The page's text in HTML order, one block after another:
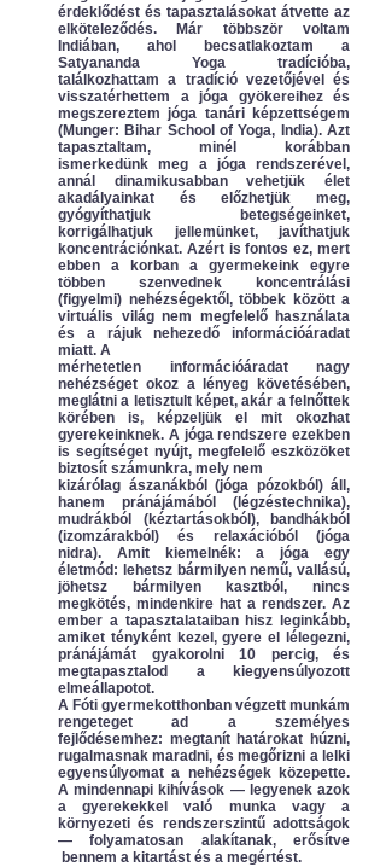
érdeklődést és tapasztalásokat átvette az
elköteleződés. Már többször voltam
Indiában, ahol becsatlakoztam a
Satyananda Yoga tradícióba,
találkozhattam a tradíció vezetőjével és
visszatérhettem a jóga gyökereihez és
megszereztem jóga tanári képzettségem
(Munger: Bihar School of Yoga, India). Azt
tapasztaltam, minél korábban
ismerkedünk meg a jóga rendszerével,
annál dinamikusabban vehetjük élet
akadályainkat és előzhetjük meg,
gyógyíthatjuk betegségeinket,
korrigálhatjuk jellemünket, javíthatjuk
koncentrációnkat. Azért is fontos ez, mert
ebben a korban a gyermekeink egyre
többen szenvednek koncentrálási
(figyelmi) nehézségektől, többek között a
virtuális világ nem megfelelő használata
és a rájuk nehezedő információáradat
miatt. A
mérhetetlen információáradat nagy
nehézséget okoz a lényeg követésében,
meglátni a letisztult képet, akár a felnőttek
körében is, képzeljük el mit okozhat
gyerekeinknek. A jóga rendszere ezekben
is segítséget nyújt, megfelelő eszközöket
biztosít számunkra, mely nem
kizárólag ászanákból (jóga pózokból) áll,
hanem pránájámából (légzéstechnika),
mudrákból (kéztartásokból), bandhákból
(izomzárakból) és relaxációból (jóga
nidra). Amit kiemelnék: a jóga egy
életmód: lehetsz bármilyen nemű, vallású,
jöhetsz bármilyen kasztból, nincs
megkötés, mindenkire hat a rendszer. Az
ember a tapasztalataiban hisz leginkább,
amiket tényként kezel, gyere el lélegezni,
pránájámát gyakorolni 10 percig, és
megtapasztalod a kiegyensúlyozott
elmeállapotot.
A Fóti gyermekotthonban végzett munkám
rengeteget ad a személyes
fejlődésemhez: megtanít határokat húzni,
rugalmasnak maradni, és megőrizni a lelki
egyensúlyomat a nehézségek közepette.
A mindennapi kihívások — legyenek azok
a gyerekekkel való munka vagy a
környezeti és rendszerszintű adottságok
— folyamatosan alakítanak, erősítve
bennem a kitartást és a megértést.